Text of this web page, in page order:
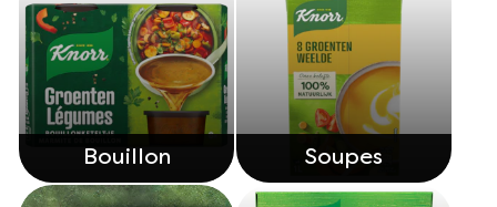
Bouillon Soupes